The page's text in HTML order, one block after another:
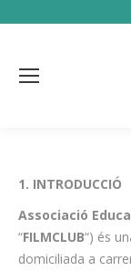
1. INTRODUCCIÓ
Associació
“FILMCLUB“) és
domiciliada a